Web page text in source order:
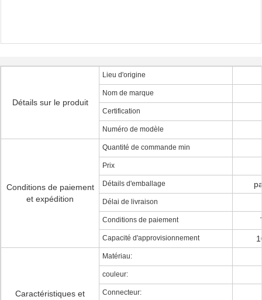
Détails sur le produit
Lieu d'origine
Nom de marque
Certification
Numéro de modèle
Conditions de paiement
et expédition
Quantité de commande min
Prix
Détails d'emballage
Délai de livraison
Conditions de paiement
Capacité d'approvisionnement
Caractéristiques et
Matériau:
couleur:
Connecteur: